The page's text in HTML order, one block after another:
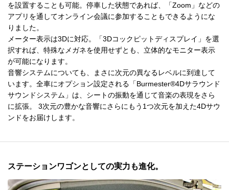
を設置することも可能。停車した状態であれば、「Zoom」などの
アプリを通してオンライン会議に参加することもできるようにな
りました。
メーター表示は3Dに対応。「3Dコックピットディスプレイ」を選
択すれば、特殊なメガネを使用せずとも、立体的なモニター表示
が可能になります。
音響システムについても、まさに次元の異なるレベルに到達して
います。全車にオプション設定される「Burmester®4Dサラウンド
サウンドシステム」は、シートの振動を通じて音楽の表現をさら
に拡張。 3次元の豊かな音響にさらにもう1つ次元を加えた4Dサウ
ンドをお届けします。
ステーションワゴンとしての実力も進化。